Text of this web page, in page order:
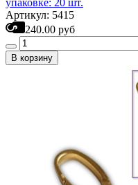
упаковке: 20 шт.
Артикул: 5415
240.00 руб
В корзину